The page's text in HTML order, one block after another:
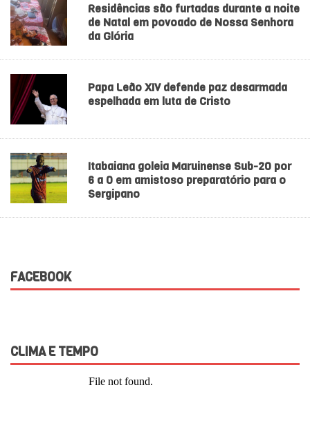
Residências são furtadas durante a noite
de Natal em povoado de Nossa Senhora
da Glória
Papa Leão XIV defende paz desarmada
espelhada em luta de Cristo
Itabaiana goleia Maruinense Sub-20 por
6 a 0 em amistoso preparatório para o
Sergipano
FACEBOOK
CLIMA E TEMPO